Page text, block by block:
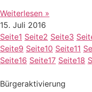
Weiterlesen »
15. Juli 2016
Seite1 Seite2 Seite3
Seite9 Seite10 Seite11
Seite16 Seite17 Seite18
Bürgeraktivierung